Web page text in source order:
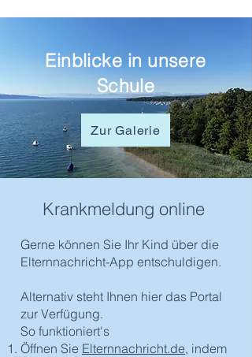
Einblicke in unsere
Schule
Zur Galerie
Krankmeldung online
Gerne können Sie Ihr Kind über die
Elternnachricht-App entschuldigen.
Alternativ steht Ihnen hier das Portal
zur Verfügung.
So funktioniert's
Öffnen Sie Elternnachricht.de, indem